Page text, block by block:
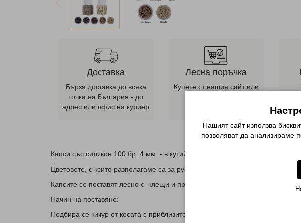
Доставка
Бърза доставка до всяка
точка на България - до
адрес или офис на куриер
Лесна поръчка
Купете от нашия сайт или
Капси със силикон 100 бр. 4 мм - в кутийка
Цветовете, с които разполагаме са за руса, светло кафява, кафява, тъмно
Капсите се поставят лесно с клещи и примка.
Начин на поставяне:
Подбира се кичур от косата с приблизителната дебелина на
Нашият сайт използва
позволяват да анализираме